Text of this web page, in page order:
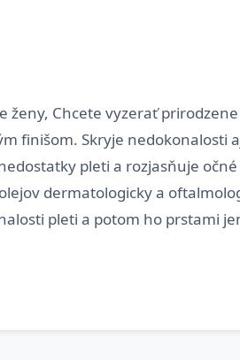
ženy, Chcete vyzerať
finišom. Skryje
pleti a rozjasňuje
dermatologicky a